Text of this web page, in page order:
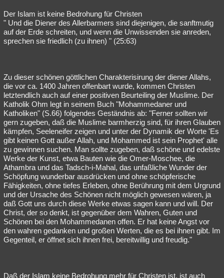
Der Islam ist keine Bedrohung für Christen
" Und die Diener des Allerbarmers sind diejenigen, die sanftmutig
auf der Erde schreiten, und wenn die Unwissenden sie anreden,
sprechen sie friedlich (zu ihnen) " (25:63)
Zu dieser schönen göttlichen Charakterisirung der diener Allahs,
die vor ca. 1400 Jahren offenbart wurde, kommen Christen
letztendlich auch auf einer positiven Beurteiling der Muslime. Der
Katholik Ohm legt in seinem Buch "Mohammedaner und
Katholiken" (S.66) folgendes Geständnis ab: "Ferner sollten wir
gern zugeben, daß die Muslime barmherzig sind, für ihren Glauben
kämpfen, Seeleneifer zeigen und unter der Dynamik der Worte 'Es
gibt keinen Gott außer Allah, und Mohammed ist sein Prophet' alle
zu gewinnen suchen. Man sollte zugeben, daß schöne und edelste
Werke der Kunst, etwa Bauten wie die Omer-Moschee, die
Athambra und das Tadsch-i-Mahal, das unfaßliche Wunder der
Schöpfung wunderbar ausdrücken und ohne schöpferische
Fähigkeiten, ohne tiefes Erleben, ohne Berührung mit dem Urgrund
und der Ursache des Schönen nicht möglich gewesen wären, ja
daß Gott uns durch diese Werke etwas sagen kann und will. Der
Christ, der so denkt, ist gegenüber dem Wahren, Guten und
Schönen bei den Mohammedanen offen. Er hat keine Angst vor
den wahren gedanken und großen Werten, die es bei ihnen gibt. Im
Gegenteil, er öffnet sich ihnen frei, bereitwillig und freudig."
Daß der Islam keine Bedrohung mehr für Christen ist, ist auch